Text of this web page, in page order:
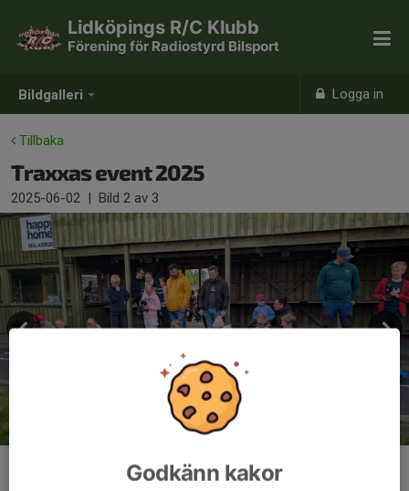
Bildgalleri Logga in
Lidköpings R/C Klubb
Förening för Radiostyrd Bilsport
Tillbaka
Traxxas event 2025
2025-06-02 | Bild 2 av 3
Godkänn kakor